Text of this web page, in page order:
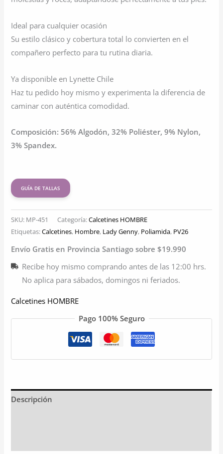
Ideal para cualquier ocasión
Su estilo clásico y cobertura total lo convierten en el
compañero perfecto para tu rutina diaria.
Ya disponible en Lynette Chile
Haz tu pedido hoy mismo y experimenta la diferencia de
caminar con auténtica comodidad.
Composición: 56% Algodón, 32% Poliéster, 9% Nylon,
3% Spandex.
GUÍA DE TALLAS
SKU: MP-451 Categoría:Calcetines HOMBRE
Etiquetas:Calcetines, Hombre, Lady Genny, Poliamida, PV26
Envío Gratis en Provincia Santiago sobre $19.990
Recibe hoy mismo comprando antes de las 12:00 hrs.
No aplica para sábados, domingos ni feriados.
Calcetines HOMBRE
Pago 100% Seguro
Descripción